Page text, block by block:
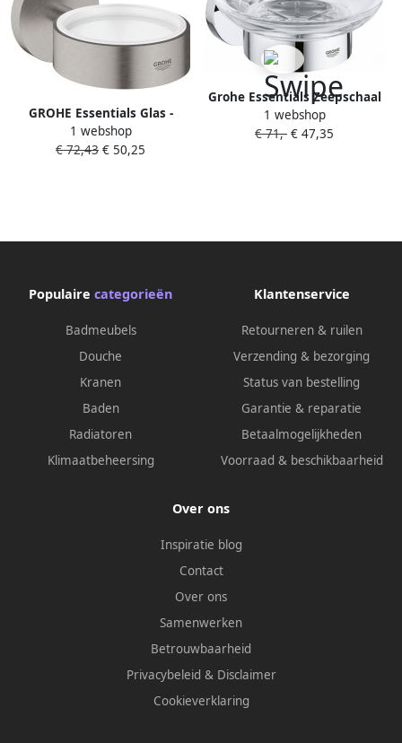
GROHE Essentials Glas -
zeepschaaphouder rond
wand 1 gats metaal
1 webshop
€ 72,43 € 50,25
Grohe Essentials Zeepschaal
met houder wandmontage
chroom 40444001
1 webshop
€ 71,- € 47,35
Populaire categorieën
Badmeubels
Douche
Kranen
Baden
Radiatoren
Klimaatbeheersing
Klantenservice
Retourneren & ruilen
Verzending & bezorging
Status van bestelling
Garantie & reparatie
Betaalmogelijkheden
Voorraad & beschikbaarheid
Over ons
Inspiratie blog
Contact
Over ons
Samenwerken
Betrouwbaarheid
Privacybeleid & Disclaimer
Cookieverklaring